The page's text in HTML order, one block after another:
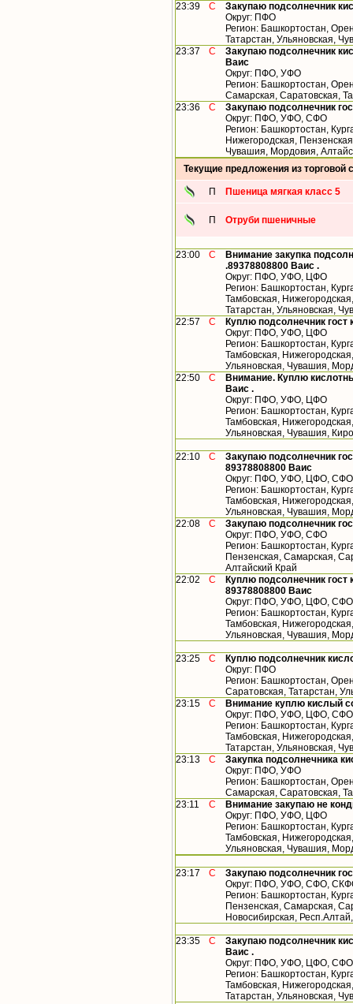
23:39 С
Закупаю подсолнечник
Округ: ПФО
Регион: Башкортостан,
Татарстан, Ульяновская,
23:37
С
Закупаю подсолнечник
Ваис
Округ: ПФО, УФО
Регион: Башкортостан,
Самарская, Саратовская,
23:36
С
Закупаю подсолнечник
Округ: ПФО, УФО, СФО
Регион: Башкортостан,
Нижегородская,
Чувашия, Мордовия,
Текущие предложения из торговой
П Пшеница мягкая класс 5
П Отруби пшеничные
23:00 С
Внимание закупка
.89378808800 Ваис .
Округ: ПФО, УФО, ЦФО
Регион: Башкортостан,
Тамбовская,
Татарстан, Ульяновская,
22:57
С
Куплю подсолнечник
Округ: ПФО, УФО, ЦФО
Регион: Башкортостан,
Тамбовская,
Ульяновская, Чувашия,
22:50
С
Внимание. Куплю
Ваис .
Округ: ПФО, УФО, ЦФО
Регион: Башкортостан,
Тамбовская,
Ульяновская, Чувашия,
22:10 С
Закупаю подсолнечник
89378808800 Ваис
Округ: ПФО, УФО, ЦФО, СФО
Регион: Башкортостан,
Тамбовская,
Ульяновская, Чувашия,
22:08
С
Закупаю подсолнечник
Округ: ПФО, УФО, СФО
Регион: Башкортостан,
Пензенская, Самарская,
Алтайский Край
22:02
С
Куплю подсолнечник
89378808800 Ваис
Округ: ПФО, УФО, ЦФО, СФО
Регион: Башкортостан,
Тамбовская,
Ульяновская, Чувашия,
23:25 С
Куплю подсолнечник
Округ: ПФО
Регион: Башкортостан,
Саратовская, Татарстан,
23:15
С
Внимание куплю кислый
Округ: ПФО, УФО, ЦФО, СФО
Регион: Башкортостан,
Тамбовская,
Татарстан, Ульяновская,
23:13
С
Закупка подсолнечника
Округ: ПФО, УФО
Регион: Башкортостан,
Самарская, Саратовская,
23:11
С
Внимание закупаю не
Округ: ПФО, УФО, ЦФО
Регион: Башкортостан,
Тамбовская,
Ульяновская, Чувашия,
23:17 С
Закупаю подсолнечник
Округ: ПФО, УФО, СФО,
Регион: Башкортостан,
Пензенская, Самарская,
Новосибирская,
23:35 С
Закупаю подсолнечник
Ваис .
Округ: ПФО, УФО, ЦФО, СФО
Регион: Башкортостан,
Тамбовская,
Татарстан, Ульяновская,